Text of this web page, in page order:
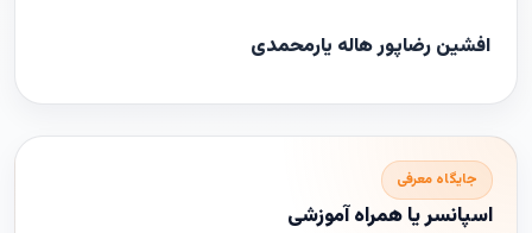
افشین رضاپور هاله یارمحمدی
جایگاه معرفی
اسپانسر یا همراه آموزشی